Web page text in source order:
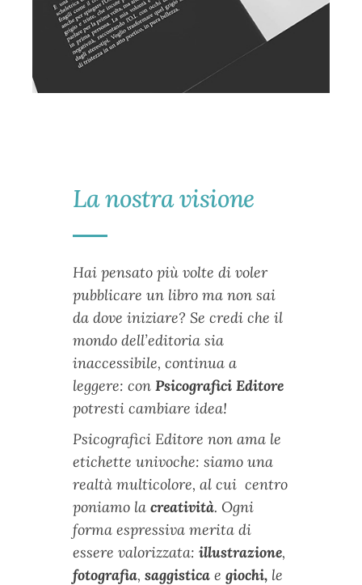
La nostra visione
Hai pensato più volte di voler
pubblicare un libro ma non sai
da dove iniziare? Se credi che il
mondo dell’editoria sia
inaccessibile, continua a
leggere: con Psicografici Editore
potresti cambiare idea!
Psicografici Editore non ama le
etichette univoche: siamo una
realtà multicolore, al cui centro
poniamo la creatività. Ogni
forma espressiva merita di
essere valorizzata: illustrazione,
fotografia, saggistica e giochi, le